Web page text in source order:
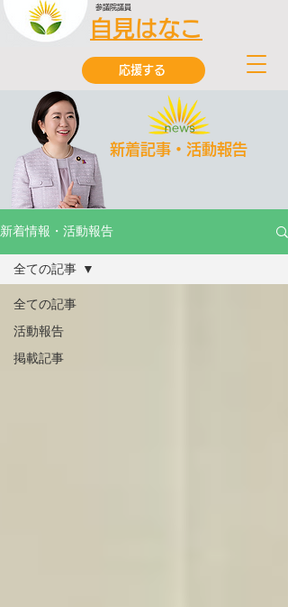
自見はなこ
参議院議員
応援する
新着記事・活動報告
新着情報・活動報告
全ての記事
活動報告
掲載記事
全ての記事